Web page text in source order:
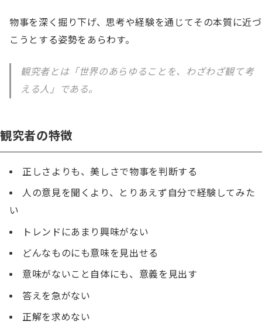
物事を深く掘り下げ、思考や経験を通じてその本質に近づ
こうとする姿勢をあらわす。
観究者とは「世界のあらゆることを、わざわざ観て考
える人」である。
観究者の特徴
正しさよりも、美しさで物事を判断する
人の意見を聞くより、とりあえず自分で経験してみた
い
トレンドにあまり興味がない
どんなものにも意味を見出せる
意味がないこと自体にも、意義を見出す
答えを急がない
正解を求めない